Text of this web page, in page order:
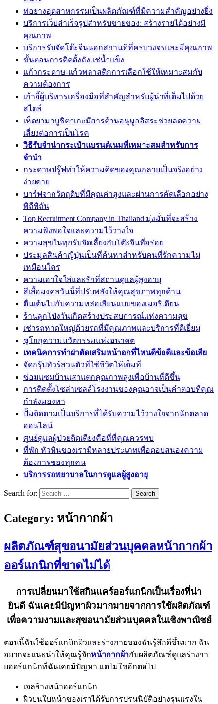
ท่อยางอุตสาหกรรมเป็นผลิตภัณฑ์ที่มีความสำคัญอย่างยิ่ง
บริการเว็บสำเร็จรูปสำหรับขายของ: สร้างรายได้อย่างมี
คุณภาพ
บริการรับจัดโต๊ะจีนนอกสถานที่ที่ครบวงจรและมีคุณภาพ
ขั้นตอนการติดตั้งถังแช่น้ำแข็ง
แก้วกระดาษ-แก้วพลาสติกการเลือกใช้ให้เหมาะสมกับ
ความต้องการ
เก้าอี้ผู้บริหารเครื่องมือที่สำคัญสำหรับผู้นำที่เต็มไปด้วย
สไตล์
เห็ดยามาบูชิตาเกะมีสารต้านอนุมูลอิสระช่วยลดความ
เสี่ยงต่อการเป็นโรค
วิธีรับจำนำกระเป๋าแบรนด์เนมที่เหมาะสมสำหรับการ
จำนำ
กระดาษปรู๊ฟทำให้ความคิดของคุณกลายเป็นจริงอย่าง
ง่ายดาย
บาร์ฟจากวัตถุดิบที่มีคุณค่าสูงและผ่านการคัดเลือกอย่าง
พิถีพิถัน
Top Recruitment Company in Thailand มุ่งมั่นที่จะสร้าง
ความพึงพอใจและความไว้วางใจ
ความสุขในทุกรับจัดเลี้ยงกับโต๊ะจีนที่อร่อย
ประมูลสินค้าญี่ปุ่นเป็นที่ค้นหาสำหรับคนที่รักความไม่
เหมือนใคร
ความเอาใจใส่และรักที่สถานดูแลผู้สูงอายุ
สีเสื้อมงคลวันนี้ที่ปรับพลังให้คุณสุขภาพทุกด้าน
ตื่นเต้นไปกับความหล่อเลียนแบบของเมอริเดียน
ร้านลูกโป่งวันเกิดสร้างประสบการณ์แห่งความสุข
เช่ารถหาดใหญ่ด้วยรถที่มีคุณภาพและบริการที่ดีเยี่ยม
ชูโกกุความนวัตกรรมแห่งอนาคต
เทคนิคการทำผ่าตัดเสริมหน้าอกที่ไหนดีข้อดีและข้อเสีย
จัดกรุ๊ปทัวร์ส่วนตัวที่ใช้ชีวิตให้เต็มที่
ซ่อมแซมบ้านเสาแตกคุณภาพสูงเพื่อบ้านที่ดีขึ้น
การติดตั้งโซล่าเซลล์โรงงานของคุณอาจเป็นคำตอบที่คุณ
กำลังมองหา
ปั้มติดตามเป็นบริการที่ได้รับความไว้วางใจจากนักตลาด
ออนไลน์
ศูนย์ดูแลผู้ป่วยติดเตียงคือที่ที่คุณควรพบ
ที่พัก หัวหินของเรามีหลายประเภทเพื่อตอบสนองความ
ต้องการของทุกคน
บริการรถพยาบาลในการดูแลผู้สูงอายุ
Search for:
Category: หน้ากากผ้า
ผลิตภัณฑ์สุขอนามัยส่วนบุคคลหน้ากากผ้า
ออร์แกนิกที่ขาดไม่ได้
การเปลี่ยนมาใช้สกินแคร์ออร์แกนิกเป็นเรื่องที่น่า
ยินดี ฉันเคยมีปัญหาผิวมากมายจากการใช้ผลิตภัณฑ์
เพื่อความงามและสุขอนามัยส่วนบุคคลในเชิงพาณิชย์
ตอนนี้ฉันใช้ออร์แกนิกผิวและร่างกายของฉันรู้สึกดีขึ้นมาก ฉัน
อยากจะแนะนำให้คุณรู้จักหน้ากากผ้ากับผลิตภัณฑ์ดูแลร่างกา
ยออร์แกนิกที่ฉันเคยมีปัญหา แต่ไม่ใช่อีกต่อไป
เจลล้างหน้าออร์แกนิก
ผิวบนใบหน้าของเราได้รับการปรนนิบัติอย่างรุนแรงใน